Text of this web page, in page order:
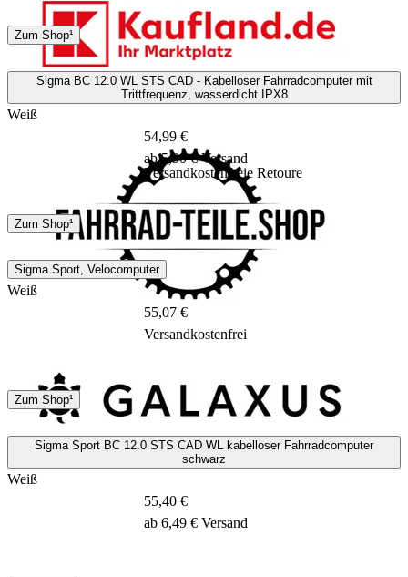
DHL
3 - 6 Tage
Zum Shop¹
Sigma BC 12.0 WL STS CAD - Kabelloser Fahrradcomputer mit
Trittfrequenz, wasserdicht IPX8
Weiß
DHL
GLS
3 - 5 Tage
54,99 €
ab 5,90 € Versand
Versandkostenfreie Retoure
Zum Shop¹
Sigma Sport, Velocomputer
Weiß
DHL
Sonstige
1 - 3 Tage
55,07 €
Versandkostenfrei
Zum Shop¹
Sigma Sport BC 12.0 STS CAD WL kabelloser Fahrradcomputer
schwarz
Weiß
55,40 €
ab 6,49 € Versand